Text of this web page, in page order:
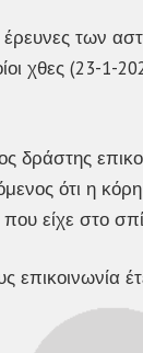
έρευνες των
χθες (23-1-
δράστης
ότι η
είχε στο
επικοινωνία